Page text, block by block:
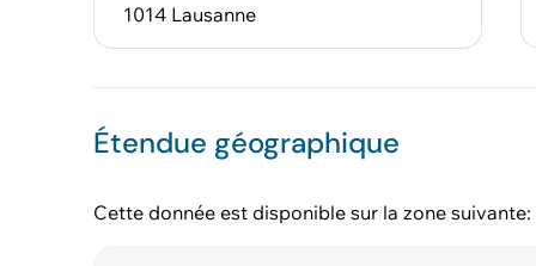
1014 Lausanne
Étendue géographique
Cette donnée est disponible sur la zone suivante: